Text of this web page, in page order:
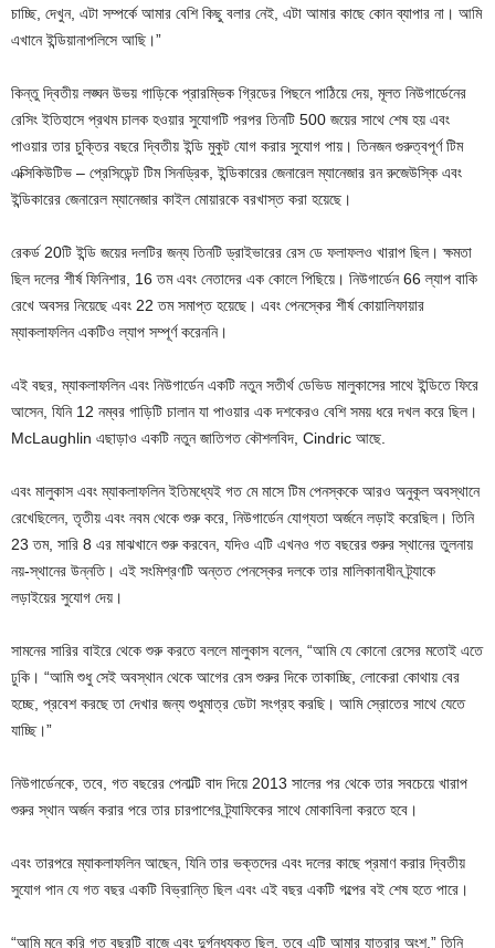
চাচ্ছি, দেখুন, এটা সম্পর্কে আমার বেশি কিছু বলার নেই, এটা আমার কাছে কোন ব্যাপার না। আমি
এখানে ইন্ডিয়ানাপলিসে আছি।”
কিন্তু দ্বিতীয় লঙ্ঘন উভয় গাড়িকে প্রারম্ভিক গ্রিডের পিছনে পাঠিয়ে দেয়, মূলত নিউগার্ডেনের
রেসিং ইতিহাসে প্রথম চালক হওয়ার সুযোগটি পরপর তিনটি 500 জয়ের সাথে শেষ হয় এবং
পাওয়ার তার চুক্তির বছরে দ্বিতীয় ইন্ডি মুকুট যোগ করার সুযোগ পায়। তিনজন গুরুত্বপূর্ণ টিম
এক্সিকিউটিভ – প্রেসিডেন্ট টিম সিনড্রিক, ইন্ডিকারের জেনারেল ম্যানেজার রন রুজেউস্কি এবং
ইন্ডিকারের জেনারেল ম্যানেজার কাইল মোয়ারকে বরখাস্ত করা হয়েছে।
রেকর্ড 20টি ইন্ডি জয়ের দলটির জন্য তিনটি ড্রাইভারের রেস ডে ফলাফলও খারাপ ছিল। ক্ষমতা
ছিল দলের শীর্ষ ফিনিশার, 16 তম এবং নেতাদের এক কোলে পিছিয়ে। নিউগার্ডেন 66 ল্যাপ বাকি
রেখে অবসর নিয়েছে এবং 22 তম সমাপ্ত হয়েছে। এবং পেনস্কের শীর্ষ কোয়ালিফায়ার
ম্যাকলাফলিন একটিও ল্যাপ সম্পূর্ণ করেননি।
এই বছর, ম্যাকলাফলিন এবং নিউগার্ডেন একটি নতুন সতীর্থ ডেভিড মালুকাসের সাথে ইন্ডিতে ফিরে
আসেন, যিনি 12 নম্বর গাড়িটি চালান যা পাওয়ার এক দশকেরও বেশি সময় ধরে দখল করে ছিল।
McLaughlin এছাড়াও একটি নতুন জাতিগত কৌশলবিদ, Cindric আছে.
এবং মালুকাস এবং ম্যাকলাফলিন ইতিমধ্যেই গত মে মাসে টিম পেনস্ককে আরও অনুকূল অবস্থানে
রেখেছিলেন, তৃতীয় এবং নবম থেকে শুরু করে, নিউগার্ডেন যোগ্যতা অর্জনে লড়াই করেছিল। তিনি
23 তম, সারি 8 এর মাঝখানে শুরু করবেন, যদিও এটি এখনও গত বছরের শুরুর স্থানের তুলনায়
নয়-স্থানের উন্নতি। এই সংমিশ্রণটি অন্তত পেনস্কের দলকে তার মালিকানাধীন ট্র্যাকে
লড়াইয়ের সুযোগ দেয়।
সামনের সারির বাইরে থেকে শুরু করতে বললে মালুকাস বলেন, “আমি যে কোনো রেসের মতোই এতে
ঢুকি। “আমি শুধু সেই অবস্থান থেকে আগের রেস শুরুর দিকে তাকাচ্ছি, লোকেরা কোথায় বের
হচ্ছে, প্রবেশ করছে তা দেখার জন্য শুধুমাত্র ডেটা সংগ্রহ করছি। আমি স্রোতের সাথে যেতে
যাচ্ছি।”
নিউগার্ডেনকে, তবে, গত বছরের পেনাল্টি বাদ দিয়ে 2013 সালের পর থেকে তার সবচেয়ে খারাপ
শুরুর স্থান অর্জন করার পরে তার চারপাশের ট্র্যাফিকের সাথে মোকাবিলা করতে হবে।
এবং তারপরে ম্যাকলাফলিন আছেন, যিনি তার ভক্তদের এবং দলের কাছে প্রমাণ করার দ্বিতীয়
সুযোগ পান যে গত বছর একটি বিভ্রান্তি ছিল এবং এই বছর একটি গল্পের বই শেষ হতে পারে।
“আমি মনে করি গত বছরটি বাজে এবং দুর্গন্ধযুক্ত ছিল, তবে এটি আমার যাত্রার অংশ,” তিনি